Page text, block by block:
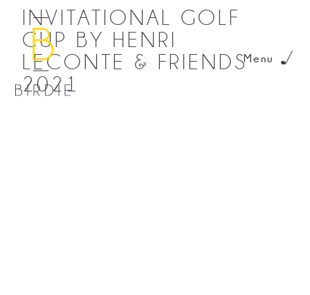
INVITATIONAL GOLF
CUP BY HENRI
LECONTE & FRIENDS
2021
Menu